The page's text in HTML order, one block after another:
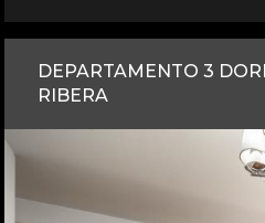
DEPARTAMENTO 3
RIBERA